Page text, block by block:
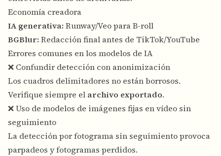
Economía creadora
IA generativa: Runway/Veo para B-roll
BGBlur: Redacción final antes de TikTok/YouTube
Errores comunes en los modelos de IA
❌ Confundir detección con anonimización
Los cuadros delimitadores no están borrosos.
Verifique siempre el archivo exportado.
❌ Uso de modelos de imágenes fijas en vídeo sin
seguimiento
La detección por fotograma sin seguimiento provoca
parpadeos y fotogramas perdidos.